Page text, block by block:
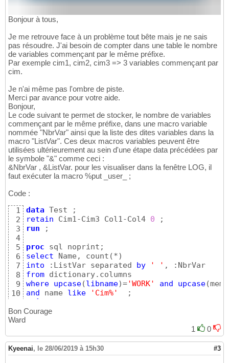
Bonjour à tous,
Je me retrouve face à un problème tout bête mais je ne sais
pas résoudre. J'ai besoin de compter dans une table le nombre
de variables commençant par le même préfixe.
Par exemple cim1, cim2, cim3 => 3 variables commençant par
cim.
Je n'ai même pas l'ombre de piste.
Merci par avance pour votre aide.
Bonjour,
Le code suivant te permet de stocker, le nombre de variables
commençant par le même préfixe, dans une macro variable
nommée "NbrVar" ainsi que la liste des dites variables dans la
macro "ListVar". Ces deux macros variables peuvent être
utilisées ultérieurement au sein d'une étape data précédées par
le symbole "&" comme ceci :
&NbrVar , &ListVar. pour les visualiser dans la fenêtre LOG, il
faut exécuter la macro %put _user_ ;
Code :
1
2
3
4
5
6
7
8
9
10
data
retain Cim1-Cim3 Col1-Col4 0
run ;
proc
select Name, count (*)
into :ListVar separated by ' '
from
where upcase(libname)='WORK' and upcase(
and name like 'Cim%'
quit
Bon Courage
Ward
1
0
Kyeenai, le 28/06/2019 à 15h30 #3